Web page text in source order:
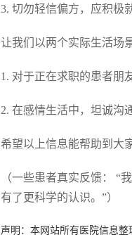
3. 切勿轻信偏方，应积极
让我们以两个实际生活场
1. 对于正在求职的患者朋
2. 在感情生活中，坦诚沟
希望以上信息能帮助到大
（一些患者真实反馈： “
有了更科学的认识。”）
声明：本网站所有医院信息整